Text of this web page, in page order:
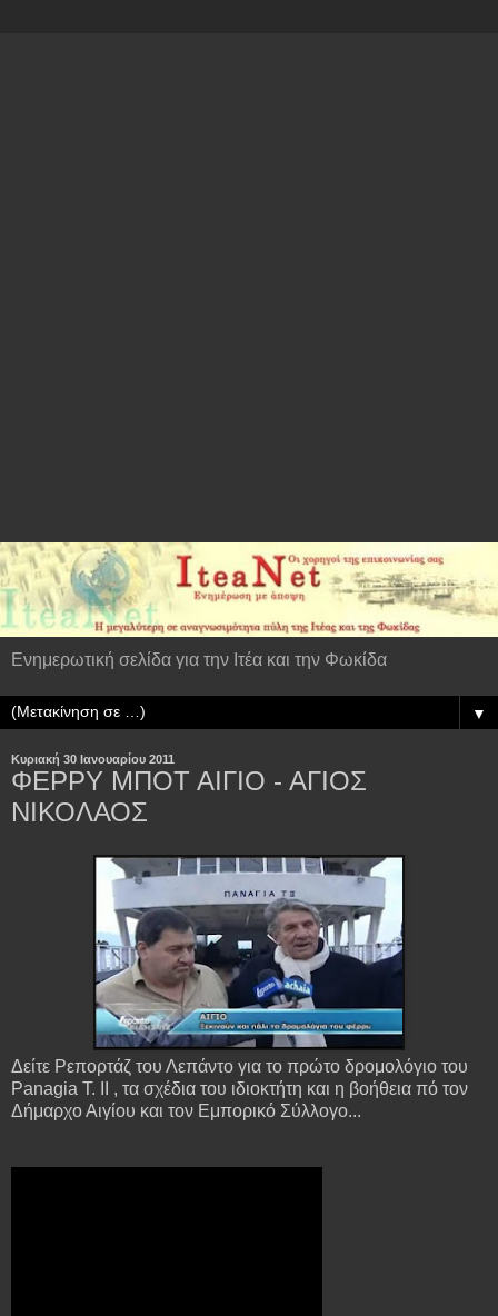
Ενημερωτική σελίδα για την Ιτέα και την Φωκίδα
▼
Κυριακή 30 Ιανουαρίου 2011
ΦΕΡΡΥ ΜΠΟΤ ΑΙΓΙΟ - ΑΓΙΟΣ
ΝΙΚΟΛΑΟΣ
Δείτε Ρεπορτάζ του Λεπάντο για το πρώτο δρομολόγιο του
Panagia T. II , τα σχέδια του ιδιοκτήτη και η βοήθεια πό τον
Δήμαρχο Αιγίου και τον Εμπορικό Σύλλογο...